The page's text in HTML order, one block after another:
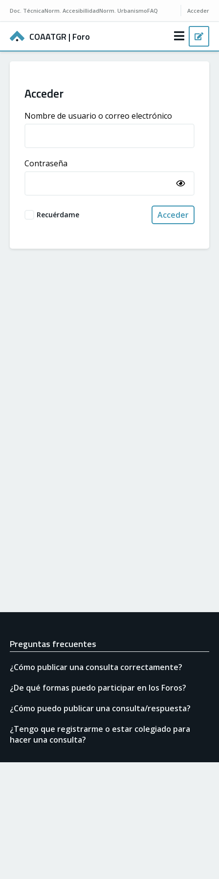
Doc. TécnicaNorm. AccesibillidadNorm. UrbanismoFAQ Acceder
COAATGR | Foro
Acceder
Nombre de usuario o correo electrónico
Contraseña
Recuérdame Acceder
Preguntas frecuentes
¿Cómo publicar una consulta correctamente?
¿De qué formas puedo participar en los Foros?
¿Cómo puedo publicar una consulta/respuesta?
¿Tengo que registrarme o estar colegiado para
hacer una consulta?